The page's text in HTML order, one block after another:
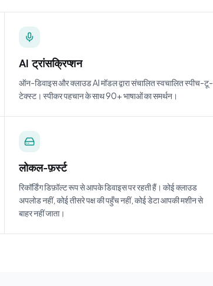
AI ट्रांसक्रिप्शन
ऑन-डिवाइस और क्लाउड AI मॉडल द्वारा संचालित स्वचालित स्पीच-टू-
टेक्स्ट। स्पीकर पहचान के साथ 90+ भाषाओं का समर्थन।
लोकल-फ़र्स्ट
रिकॉर्डिंग डिफ़ॉल्ट रूप से आपके डिवाइस पर रहती हैं। कोई क्लाउड
अपलोड नहीं, कोई तीसरे पक्ष की पहुँच नहीं, कोई डेटा आपकी मशीन से
बाहर नहीं जाता।